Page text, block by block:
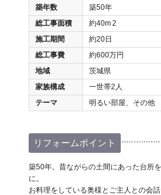
築年数
築50年
総工事面積
約40m2
施工期間
約20日
総工事費
約600万円
地域
茨城県
家族構成
一世帯2人
テーマ
明るい部屋、その他
リフォームポイント
築50年。昔ながらの土間にあった台所
に。
お料理をしている奥様とご主人との会話